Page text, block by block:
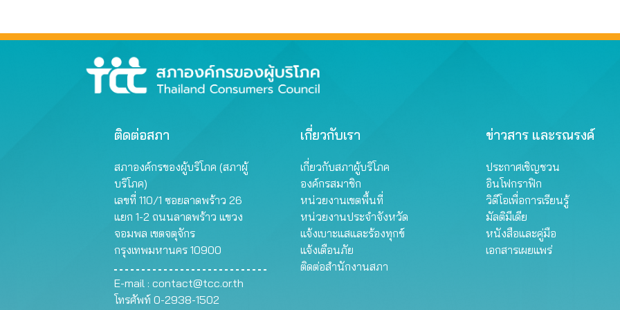
ติดต่อสภา
สภาองค์กรของผู้บริโภค (สภาผู้
บริโภค)
เลขที่ 110/1 ซอยลาดพร้าว 26
แยก 1-2 ถนนลาดพร้าว แขวง
จอมพล เขตจตุจักร
กรุงเทพมหานคร 10900
E-mail : contact@tcc.or.th
โทรศัพท์ 0-2938-1502
เกี่ยวกับเรา
เกี่ยวกับสภาผู้บริโภค
องค์กรสมาชิก
หน่วยงานเขตพื้นที่
หน่วยงานประจำจังหวัด
แจ้งเบาะแสและร้องทุกข์
แจ้งเตือนภัย
ติดต่อสำนักงานสภา
ข่าวสาร และรณรงค์
ประกาศเชิญชวน
อินโฟกราฟิก
วิดีโอเพื่อการเรียนรู้
มัลติมีเดีย
หนังสือและคู่มือ
เอกสารเผยแพร่